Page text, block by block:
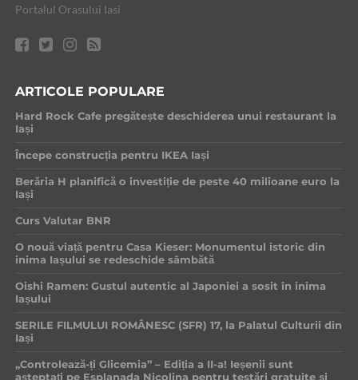
Portalul Orasului Iasi
ARTICOLE POPULARE
Hard Rock Cafe pregătește deschiderea unui restaurant la
Iași
Începe construcția pentru IKEA Iași
Berăria H planifică o investiție de peste 40 milioane euro la
Iași
Curs Valutar BNR
O nouă viață pentru Casa Kieser: Monumentul istoric din
inima Iașului se redeschide sâmbătă
Oishi Ramen: Gustul autentic al Japoniei a sosit în inima
Iașului
SERILE FILMULUI ROMÂNESC (SFR) 17, la Palatul Culturii din
Iași
„Controlează-ți Glicemia” – Ediția a II-a! Ieșenii sunt
așteptați pe Esplanada Nicolina pentru testări gratuite și